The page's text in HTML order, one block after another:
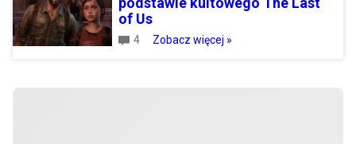
of Us
4 Zobacz więcej »